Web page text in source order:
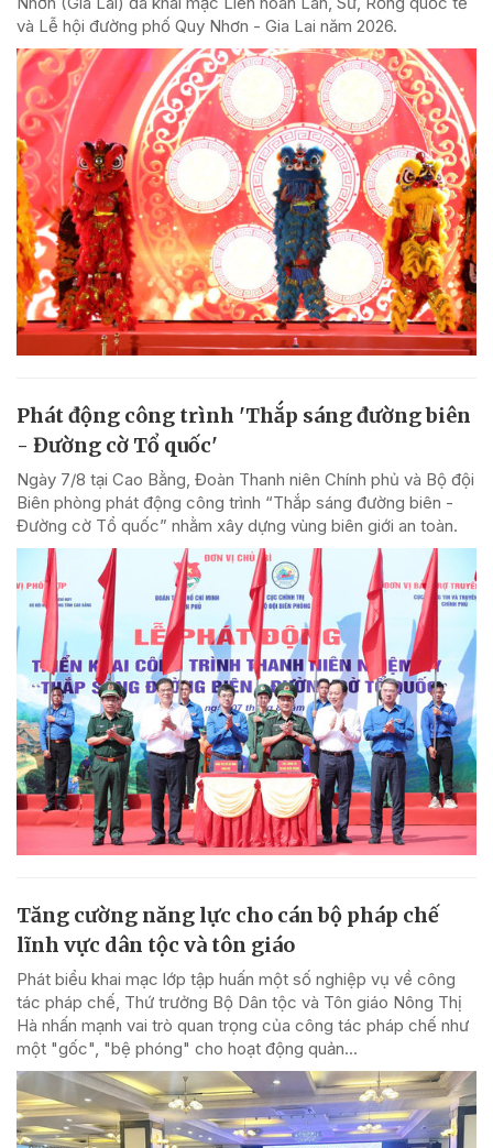
và Lễ hội đường phố Quy Nhơn - Gia Lai năm 2026.
Phát động công trình 'Thắp sáng đường biên
- Đường cờ Tổ quốc'
Ngày 7/8 tại Cao Bằng, Đoàn Thanh niên Chính phủ và Bộ đội
Biên phòng phát động công trình “Thắp sáng đường biên -
Đường cờ Tổ quốc” nhằm xây dựng vùng biên giới an toàn.
Tăng cường năng lực cho cán bộ pháp chế
lĩnh vực dân tộc và tôn giáo
Phát biểu khai mạc lớp tập huấn một số nghiệp vụ về công
tác pháp chế, Thứ trưởng Bộ Dân tộc và Tôn giáo Nông Thị
Hà nhấn mạnh vai trò quan trọng của công tác pháp chế như
một "gốc", "bệ phóng" cho hoạt động quản...